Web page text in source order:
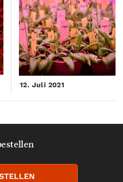
12. Juli 2021